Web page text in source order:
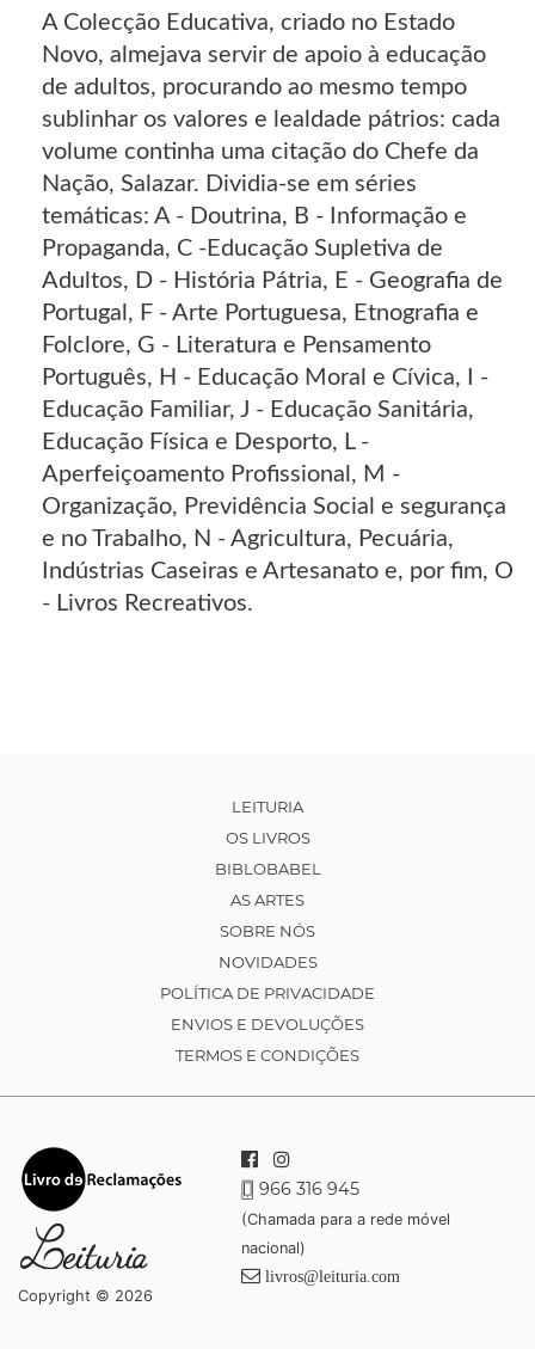
A Colecção Educativa, criado no Estado
Novo, almejava servir de apoio à educação
de adultos, procurando ao mesmo tempo
sublinhar os valores e lealdade pátrios: cada
volume continha uma citação do Chefe da
Nação, Salazar. Dividia-se em séries
temáticas: A - Doutrina, B - Informação e
Propaganda, C -Educação Supletiva de
Adultos, D - História Pátria, E - Geografia de
Portugal, F - Arte Portuguesa, Etnografia e
Folclore, G - Literatura e Pensamento
Português, H - Educação Moral e Cívica, I -
Educação Familiar, J - Educação Sanitária,
Educação Física e Desporto, L -
Aperfeiçoamento Profissional, M -
Organização, Previdência Social e segurança
e no Trabalho, N - Agricultura, Pecuária,
Indústrias Caseiras e Artesanato e, por fim, O
- Livros Recreativos.
LEITURIA
OS LIVROS
BIBLOBABEL
AS ARTES
SOBRE NÓS
NOVIDADES
POLÍTICA DE PRIVACIDADE
ENVIOS E DEVOLUÇÕES
TERMOS E CONDIÇÕES
Copyright © 2026
966 316 945
(Chamada para a rede móvel
nacional)
livros@leituria.com